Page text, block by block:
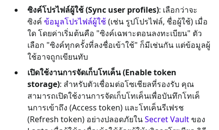
ซิงค์โปรไฟล์ผู้ใช้ (Sync user profiles): เลือกว่าจะ
ซิงค์ ข้อมูลโปรไฟล์ผู้ใช้(เช่น รูปโปรไฟล์, ชื่อผู้ใช้) เมื่อ
ใด โดยค่าเริ่มต้นคือ "ซิงค์เฉพาะตอนลงทะเบียน" ตัว
เลือก "ซิงค์ทุกครั้งที่ลงชื่อเข้าใช้" ก็มีเช่นกัน แต่ข้อมูลผู้
ใช้อาจถูกเขียนทับ
เปิดใช้งานการจัดเก็บโทเค็น (Enable token
storage): สำหรับตัวเชื่อมต่อโซเชียลที่รองรับ คุณ
สามารถเปิดใช้งานการจัดเก็บโทเค็นเพื่อบันทึกโทเค็
นการเข้าถึง (Access token) และโทเค็นรีเฟรช
(Refresh token) อย่างปลอดภัยในSecret Vaultของ